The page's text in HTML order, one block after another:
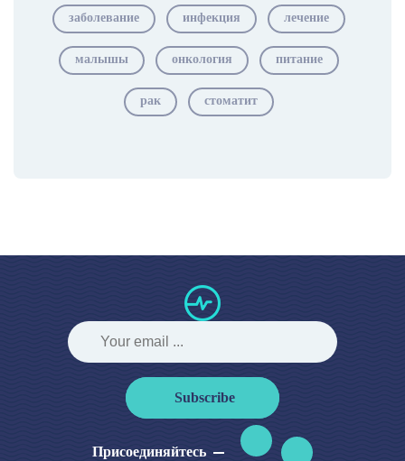
заболевание инфекция лечение
малышы онкология питание
рак стоматит
Subscribe
Присоединяйтесь